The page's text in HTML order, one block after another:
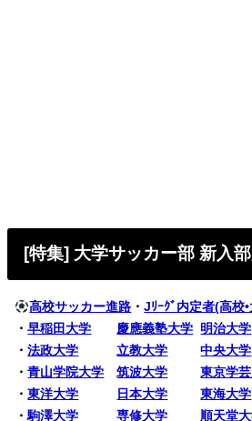
[特集] 大学サッカー部 新入
高校サッカー進路 ・Jﾘｰｸﾞ内定者(高校
・早稲田大学 慶應義塾大学 明治大学
・法政大学 立教大学
中央大学
・青山学院大学 筑波大学
東京学
・東洋大学 日本大学
東海大学
・駒澤大学 専修大学
順天堂